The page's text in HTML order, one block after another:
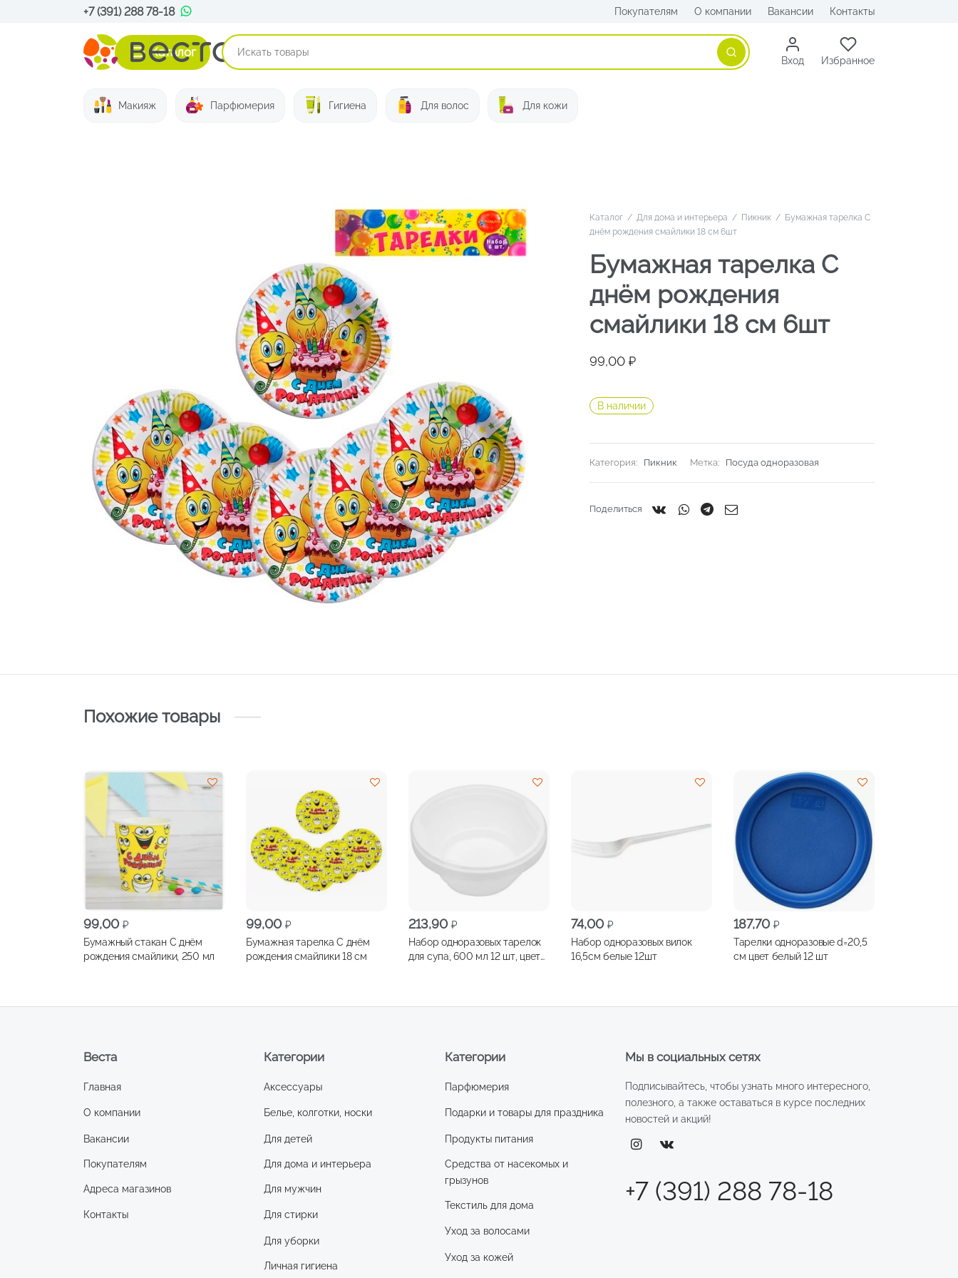
+7 (391) 288 78-18 Покупателям О компании Вакансии Контакты
Каталог
Поиск
Вход Избранное
Макияж Парфюмерия Гигиена Для волос Для кожи
Каталог / Для дома и интерьера / Пикник / Бумажная тарелка С
днём рождения смайлики 18 см 6шт
Бумажная тарелка С
днём рождения
смайлики 18 см 6шт
99,00 ₽
В наличии
Категория: Пикник Метка: Посуда одноразовая
Поделиться
Похожие товары
99,00 ₽
Бумажный стакан С днём
рождения смайлики, 250 мл
99,00 ₽
Бумажная тарелка С днём
рождения смайлики 18 см
213,90 ₽
Набор одноразовых тарелок
для супа, 600 мл 12 шт, цвет
74,00 ₽
Набор одноразовых вилок
16,5см белые 12шт
187,70 ₽
Тарелки одноразовые d=20,5
см цвет белый 12 шт
Мы в социальных сетях
Подписывайтесь, чтобы узнать много интересного,
полезного, а также оставаться в курсе последних
новостей и акций!
+7 (391) 288 78-18
Категории
Аксессуары
Белье, колготки, носки
Для детей
Для дома и интерьера
Для мужчин
Для стирки
Для уборки
Личная гигиена
Категории
Парфюмерия
Подарки и товары для праздника
Продукты питания
Средства от насекомых и
грызунов
Текстиль для дома
Уход за волосами
Уход за кожей
Веста
Главная
О компании
Вакансии
Покупателям
Адреса магазинов
Контакты